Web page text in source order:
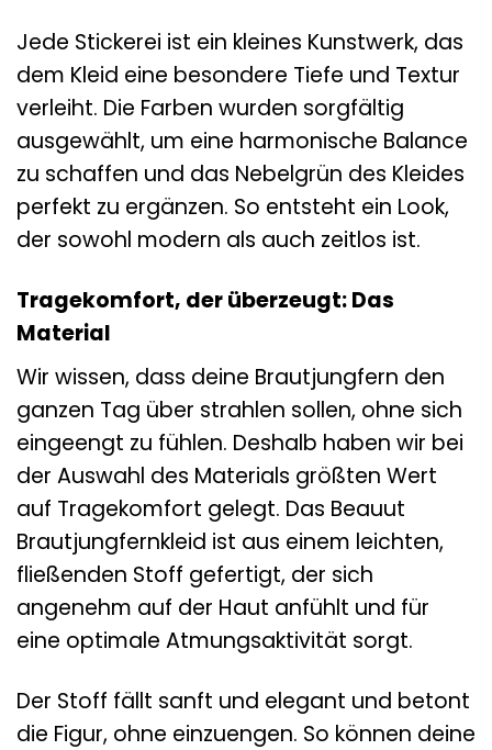
Jede Stickerei ist ein kleines Kunstwerk, das
dem Kleid eine besondere Tiefe und Textur
verleiht. Die Farben wurden sorgfältig
ausgewählt, um eine harmonische Balance
zu schaffen und das Nebelgrün des Kleides
perfekt zu ergänzen. So entsteht ein Look,
der sowohl modern als auch zeitlos ist.
Tragekomfort, der überzeugt: Das
Material
Wir wissen, dass deine Brautjungfern den
ganzen Tag über strahlen sollen, ohne sich
eingeengt zu fühlen. Deshalb haben wir bei
der Auswahl des Materials größten Wert
auf Tragekomfort gelegt. Das Beauut
Brautjungfernkleid ist aus einem leichten,
fließenden Stoff gefertigt, der sich
angenehm auf der Haut anfühlt und für
eine optimale Atmungsaktivität sorgt.
Der Stoff fällt sanft und elegant und betont
die Figur, ohne einzuengen. So können deine